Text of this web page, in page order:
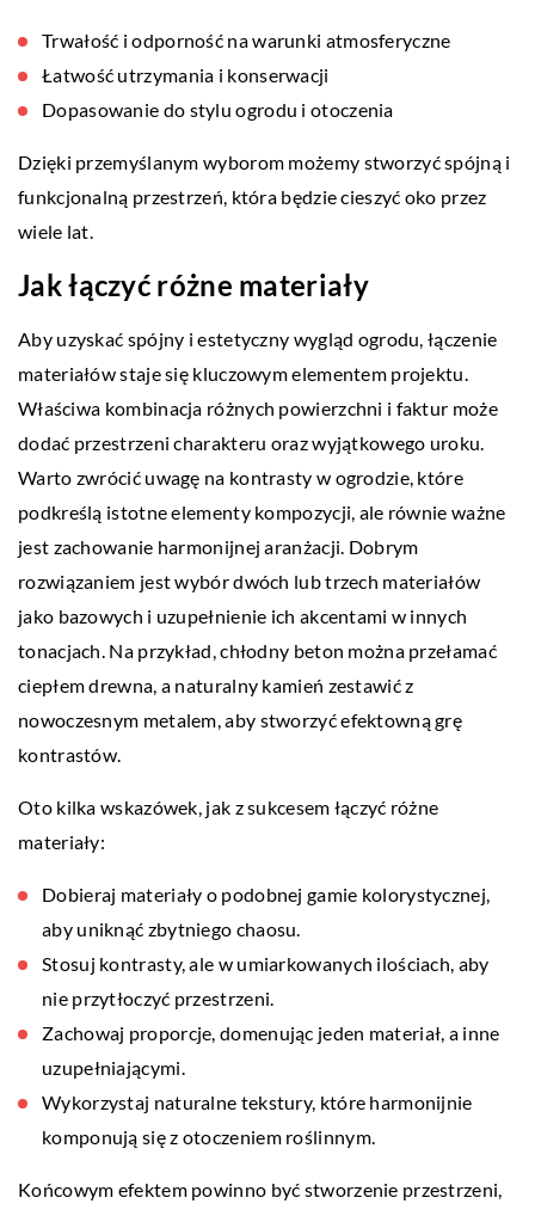
Trwałość i odporność na warunki atmosferyczne
Łatwość utrzymania i konserwacji
Dopasowanie do stylu ogrodu i otoczenia
Dzięki przemyślanym wyborom możemy stworzyć spójną i
funkcjonalną przestrzeń, która będzie cieszyć oko przez
wiele lat.
Jak łączyć różne materiały
Aby uzyskać spójny i estetyczny wygląd ogrodu, łączenie
materiałów staje się kluczowym elementem projektu.
Właściwa kombinacja różnych powierzchni i faktur może
dodać przestrzeni charakteru oraz wyjątkowego uroku.
Warto zwrócić uwagę na kontrasty w ogrodzie, które
podkreślą istotne elementy kompozycji, ale równie ważne
jest zachowanie harmonijnej aranżacji. Dobrym
rozwiązaniem jest wybór dwóch lub trzech materiałów
jako bazowych i uzupełnienie ich akcentami w innych
tonacjach. Na przykład, chłodny beton można przełamać
ciepłem drewna, a naturalny kamień zestawić z
nowoczesnym metalem, aby stworzyć efektowną grę
kontrastów.
Oto kilka wskazówek, jak z sukcesem łączyć różne
materiały:
Dobieraj materiały o podobnej gamie kolorystycznej,
aby uniknąć zbytniego chaosu.
Stosuj kontrasty, ale w umiarkowanych ilościach, aby
nie przytłoczyć przestrzeni.
Zachowaj proporcje, domenując jeden materiał, a inne
uzupełniającymi.
Wykorzystaj naturalne tekstury, które harmonijnie
komponują się z otoczeniem roślinnym.
Końcowym efektem powinno być stworzenie przestrzeni,